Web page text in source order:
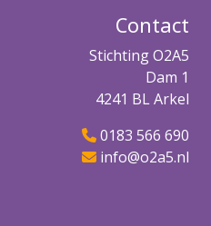
Contact
Stichting O2A5
Dam 1
4241 BL Arkel
0183 566 690
info@o2a5.nl